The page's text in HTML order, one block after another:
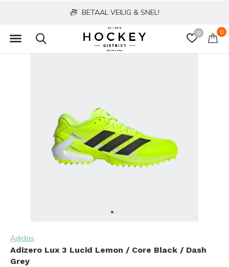
0 0
BETAAL VEILIG & SNEL!
Adidas
Adizero Lux 3 Lucid Lemon / Core Black / Dash
Grey